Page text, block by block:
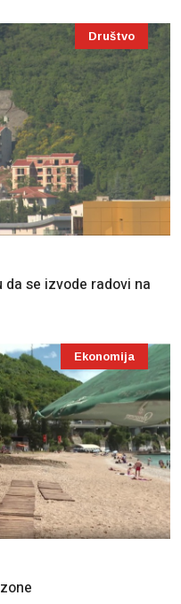
Društvo
se izvode radovi na
Ekonomija